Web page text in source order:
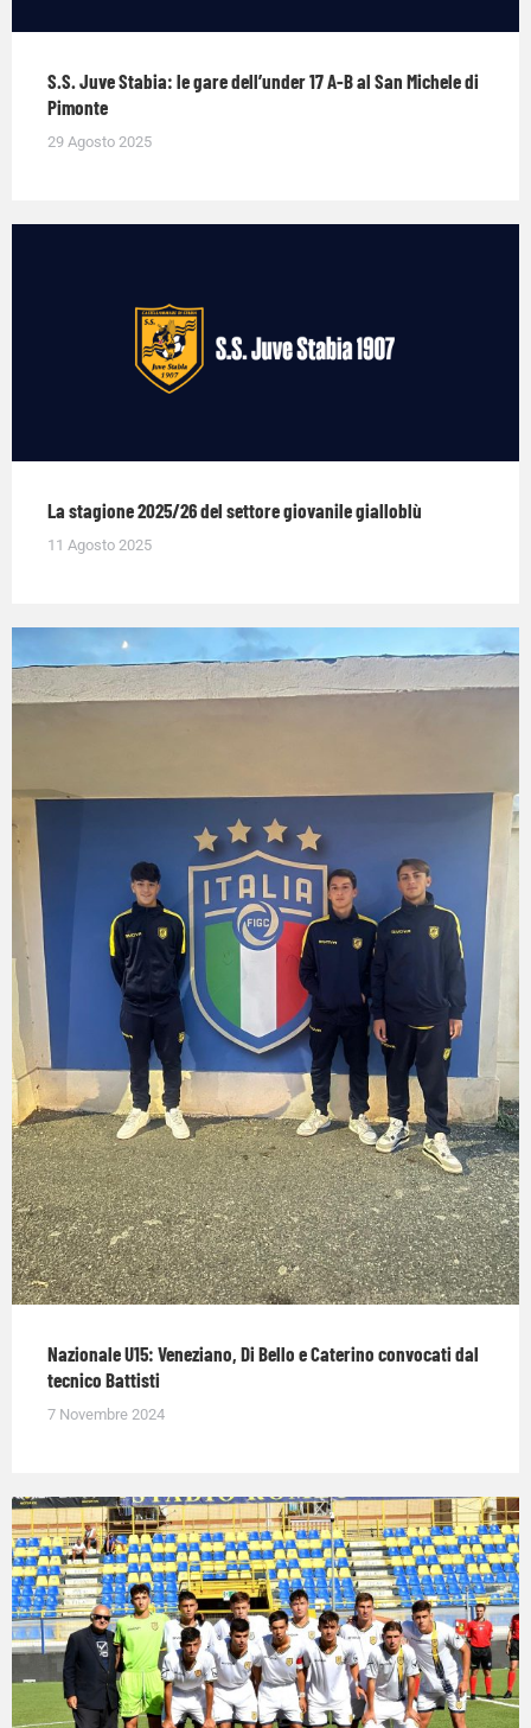
S.S. Juve Stabia: le gare dell’under 17 A-B al San Michele di
Pimonte
29 Agosto 2025
La stagione 2025/26 del settore giovanile gialloblù
11 Agosto 2025
Nazionale U15: Veneziano, Di Bello e Caterino convocati dal
tecnico Battisti
7 Novembre 2024